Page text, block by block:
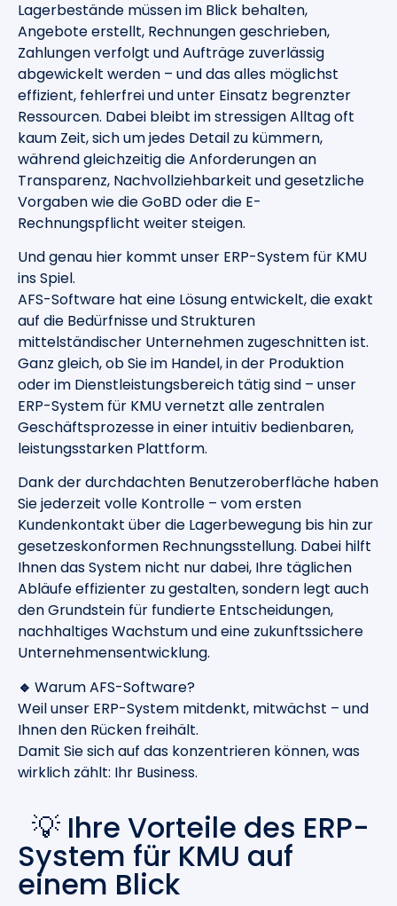
Lagerbestände müssen im Blick behalten,
Angebote erstellt, Rechnungen geschrieben,
Zahlungen verfolgt und Aufträge zuverlässig
abgewickelt werden – und das alles möglichst
effizient, fehlerfrei und unter Einsatz begrenzter
Ressourcen. Dabei bleibt im stressigen Alltag oft
kaum Zeit, sich um jedes Detail zu kümmern,
während gleichzeitig die Anforderungen an
Transparenz, Nachvollziehbarkeit und gesetzliche
Vorgaben wie die GoBD oder die E-
Rechnungspflicht weiter steigen.
Und genau hier kommt unser ERP-System für KMU
ins Spiel.
AFS-Software hat eine Lösung entwickelt, die exakt
auf die Bedürfnisse und Strukturen
mittelständischer Unternehmen zugeschnitten ist.
Ganz gleich, ob Sie im Handel, in der Produktion
oder im Dienstleistungsbereich tätig sind – unser
ERP-System für KMU vernetzt alle zentralen
Geschäftsprozesse in einer intuitiv bedienbaren,
leistungsstarken Plattform.
Dank der durchdachten Benutzeroberfläche haben
Sie jederzeit volle Kontrolle – vom ersten
Kundenkontakt über die Lagerbewegung bis hin zur
gesetzeskonformen Rechnungsstellung. Dabei hilft
Ihnen das System nicht nur dabei, Ihre täglichen
Abläufe effizienter zu gestalten, sondern legt auch
den Grundstein für fundierte Entscheidungen,
nachhaltiges Wachstum und eine zukunftssichere
Unternehmensentwicklung.
🔹 Warum AFS-Software?
Weil unser ERP-System mitdenkt, mitwächst – und
Ihnen den Rücken freihält.
Damit Sie sich auf das konzentrieren können, was
wirklich zählt: Ihr Business.
💡 Ihre Vorteile des ERP-
System für KMU auf
einem Blick